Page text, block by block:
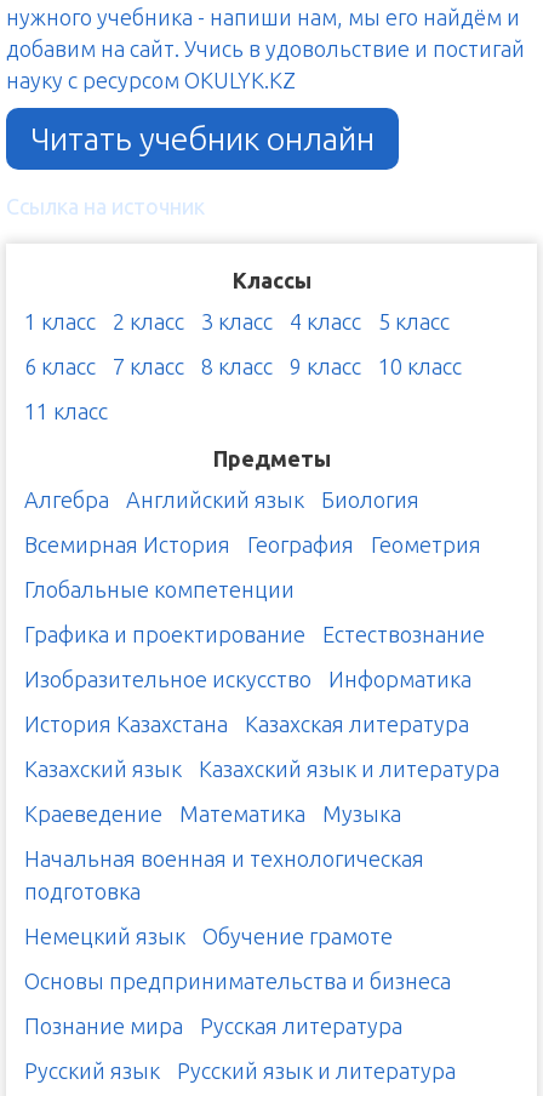
нужного учебника - напиши нам, мы его найдём и
добавим на сайт. Учись в удовольствие и постигай
науку с ресурсом OKULYK.KZ
Читать учебник онлайн
Ссылка на источник
Классы
1 класс
2 класс 3 класс 4 класс
5 класс
6 класс
7 класс 8 класс 9 класс
10 класс
11 класс
Предметы
Алгебра
Английский язык
Биология
Всемирная История
География
Геометрия
Глобальные компетенции
Графика и проектирование
Естествознание
Изобразительное искусство
Информатика
История Казахстана
Казахская литература
Казахский язык
Казахский язык и литература
Краеведение
Математика
Музыка
Начальная военная и технологическая
подготовка
Немецкий язык
Обучение грамоте
Основы предпринимательства и бизнеса
Познание мира
Русская литература
Русский язык
Русский язык и литература